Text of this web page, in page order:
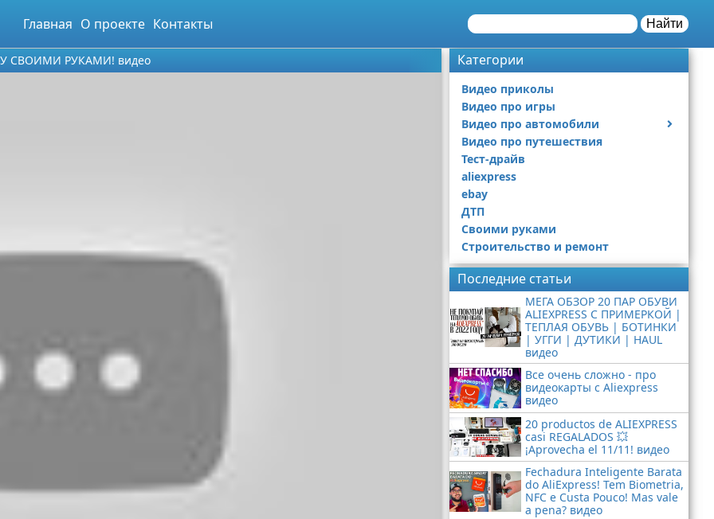
Главная О проекте Контакты Найти
СВОИМИ РУКАМИ! видео Категории
Видео приколы
Видео про игры
Видео про автомобили
Ремонт автомобиля
Видео про путешествия
Тест-драйв
aliexpress
ebay
ДТП
Своими руками
Строительство и ремонт
Последние статьи
МЕГА ОБЗОР 20 ПАР ОБУВИ
ALIEXPRESS С ПРИМЕРКОЙ |
ТЕПЛАЯ ОБУВЬ | БОТИНКИ
| УГГИ | ДУТИКИ | HAUL
видео
Все очень сложно - про
видеокарты с Aliexpress
видео
20 productos de ALIEXPRESS
casi REGALADOS 💥
¡Aprovecha el 11/11! видео
Fechadura Inteligente Barata
do AliExpress! Tem Biometria,
NFC e Custa Pouco! Mas vale
a pena? видео